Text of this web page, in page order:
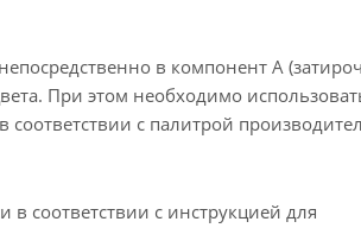
в компонент А
При этом необходимо
с палитрой
соответствии с инструкцией для